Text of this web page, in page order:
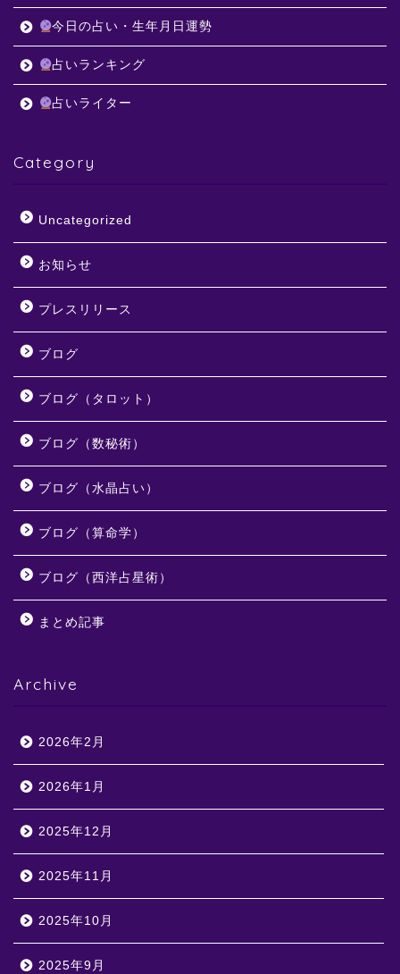
今日の占い・生年月日運勢
占いランキング
占いライター
Category
Uncategorized
お知らせ
プレスリリース
ブログ
ブログ（タロット）
ブログ（数秘術）
ブログ（水晶占い）
ブログ（算命学）
ブログ（西洋占星術）
まとめ記事
Archive
2026年2月
2026年1月
2025年12月
2025年11月
2025年10月
2025年9月